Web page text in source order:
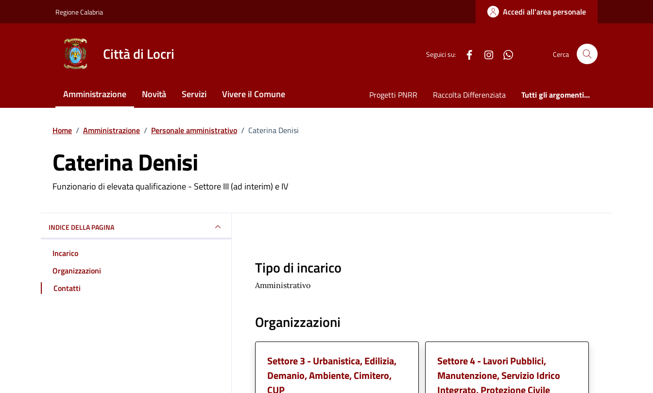
Regione Calabria Accedi all'area personale
Città di Locri Seguici su: Cerca
Amministrazione Novità Servizi Vivere il Comune Progetti PNRR Raccolta Differenziata Tutti gli argomenti...
Home / Amministrazione / Personale amministrativo / Caterina Denisi
Caterina Denisi
Dettagli della persona
Funzionario di elevata qualificazione - Settore III (ad interim) e IV
INDICE DELLA PAGINA
Incarico
Organizzazioni
Contatti
Tipo di incarico
Amministrativo
Organizzazioni
Settore 3 - Urbanistica, Edilizia,
Demanio, Ambiente, Cimitero,
CUP
Settore 4 - Lavori Pubblici,
Manutenzione, Servizio Idrico
Integrato, Protezione Civile